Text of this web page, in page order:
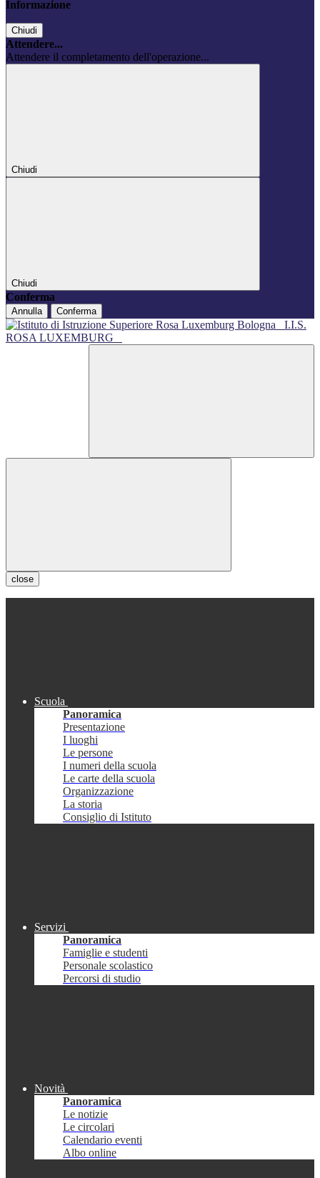
Informazione
Chiudi
Attendere...
Attendere il completamento dell'operazione...
Chiudi
Chiudi
Conferma
Annulla Conferma
I.I.S.
ROSA LUXEMBURG
close
Scuola
Panoramica
Presentazione
I luoghi
Le persone
I numeri della scuola
Le carte della scuola
Organizzazione
La storia
Consiglio di Istituto
Servizi
Panoramica
Famiglie e studenti
Personale scolastico
Percorsi di studio
Novità
Panoramica
Le notizie
Le circolari
Calendario eventi
Albo online